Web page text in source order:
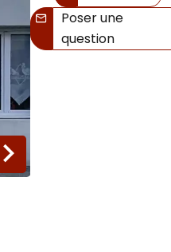
Poser une
question